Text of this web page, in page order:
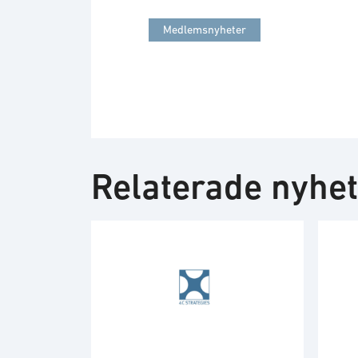
Medlemsnyheter
Relaterade